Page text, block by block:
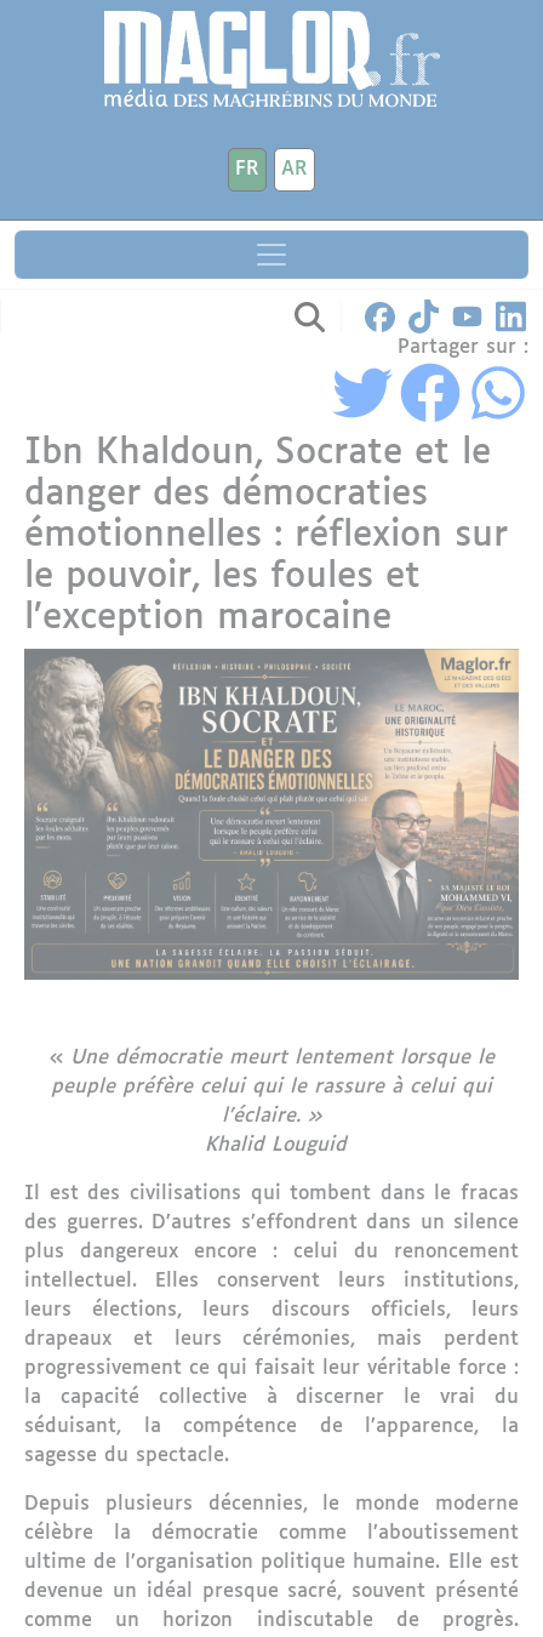
Aller au contenu principal
FR AR
Partager sur :
Ibn Khaldoun, Socrate et le
danger des démocraties
émotionnelles : réflexion sur
le pouvoir, les foules et
l’exception marocaine
« Une démocratie meurt lentement lorsque le
peuple préfère celui qui le rassure à celui qui
l’éclaire. »
Khalid Louguid
Il est des civilisations qui tombent dans le fracas
des guerres. D’autres s’effondrent dans un silence
plus dangereux encore : celui du renoncement
intellectuel. Elles conservent leurs institutions,
leurs élections, leurs discours officiels, leurs
drapeaux et leurs cérémonies, mais perdent
progressivement ce qui faisait leur véritable force :
la capacité collective à discerner le vrai du
séduisant, la compétence de l’apparence, la
sagesse du spectacle.
Depuis plusieurs décennies, le monde moderne
célèbre la démocratie comme l’aboutissement
ultime de l’organisation politique humaine. Elle est
devenue un idéal presque sacré, souvent présenté
comme un horizon indiscutable de progrès.
Panneau de gestion des cookies